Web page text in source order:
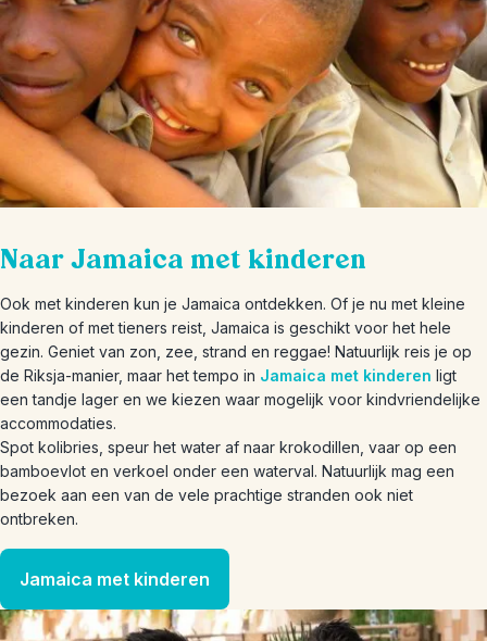
Naar Jamaica met kinderen
Ook met kinderen kun je Jamaica ontdekken. Of je nu met kleine
kinderen of met tieners reist, Jamaica is geschikt voor het hele
gezin. Geniet van zon, zee, strand en reggae! Natuurlijk reis je op
de Riksja-manier, maar het tempo in Jamaica met kinderen ligt
een tandje lager en we kiezen waar mogelijk voor kindvriendelijke
accommodaties.
Spot kolibries, speur het water af naar krokodillen, vaar op een
bamboevlot en verkoel onder een waterval. Natuurlijk mag een
bezoek aan een van de vele prachtige stranden ook niet
ontbreken.
Jamaica met kinderen